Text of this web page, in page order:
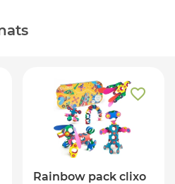
Rainbow pack clixo